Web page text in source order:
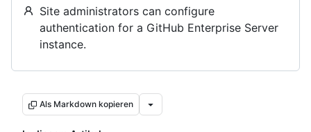
Site administrators can configure
authentication for a GitHub Enterprise Server
instance.
Als Markdown kopieren